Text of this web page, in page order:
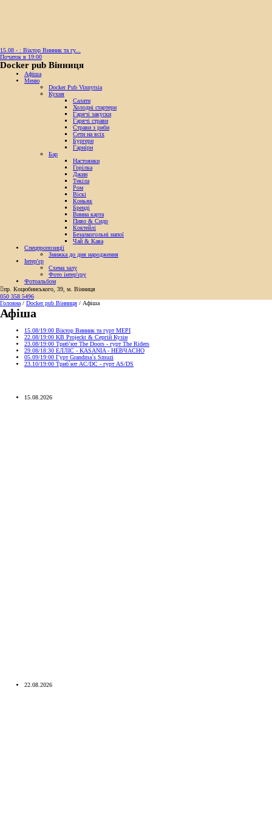
15.08 - : Віктор Винник та гу...
Початок в 19:00
Docker pub Вінниця
Афіша
Меню
Docker Pub Vinnytsia
Кухня
Салати
Холодні стартери
Гарячі закуски
Гарячі страви
Страви з риби
Сети на всіх
Бургери
Гарніри
Бар
Настоянки
Горілка
Джин
Текіла
Ром
Віскі
Коньяк
Бренді
Винна карта
Пиво & Сидр
Коктейлі
Безалкогольні напої
Чай & Кава
Спецпропозиції
Знижка до дня народження
Інтер'єр
Схема залу
Фото інтер'єру
Фотоальбом
пр. Коцюбинського, 39, м. Вінниця
050 358 5496
Головна / Docker pub Вінниця / Афіша
Афіша
15.08/19:00 Віктор Винник та гурт МЕРІ
22.08/19:00 KB Projeckt & Сергій Кузін
23.08/19:00 Трибʼют The Doors - гурт The Riders
29.08/18:30 ЕЛЛІС - KASANIA - НЕВЧАСНО
05.09/19:00 Гурт Grandma`s Smuzi
23.10/19:00 Триб`ют AC/DC - гурт AS/DS
15.08.2026
22.08.2026